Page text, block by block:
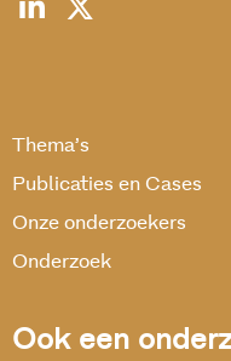
Thema’s
Publicaties en Cases
Onze onderzoekers
Onderzoek
Ook een